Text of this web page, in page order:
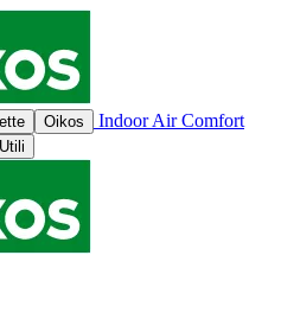
Oikos
Indoor Air Comfort